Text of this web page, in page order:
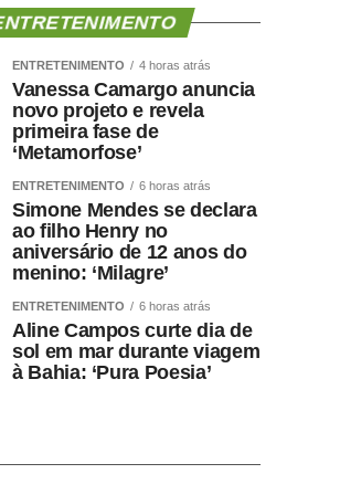
ENTRETENIMENTO 4 horas atrás
Vanessa Camargo anuncia
novo projeto e revela
primeira fase de
‘Metamorfose’
ENTRETENIMENTO 6 horas atrás
Simone Mendes se declara
ao filho Henry no
aniversário de 12 anos do
menino: ‘Milagre’
ENTRETENIMENTO 6 horas atrás
Aline Campos curte dia de
sol em mar durante viagem
à Bahia: ‘Pura Poesia’